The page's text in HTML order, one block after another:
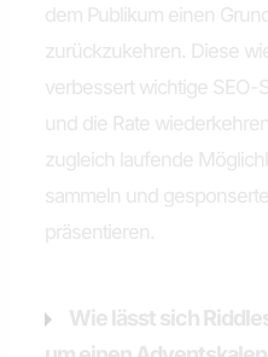
dem Publikum einen
zurückzukehren. Diese
verbessert wichtige SEO-
und die Rate
zugleich laufende
sammeln und
präsentieren.
Wie lässt sich